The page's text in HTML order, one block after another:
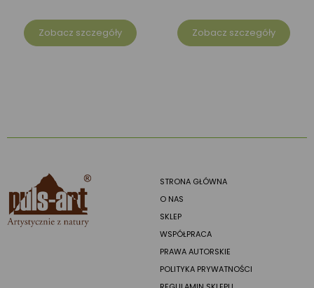
Zobacz szczegóły Zobacz szczegóły
STRONA GŁÓWNA
O NAS
SKLEP
WSPÓŁPRACA
PRAWA AUTORSKIE
POLITYKA PRYWATNOŚCI